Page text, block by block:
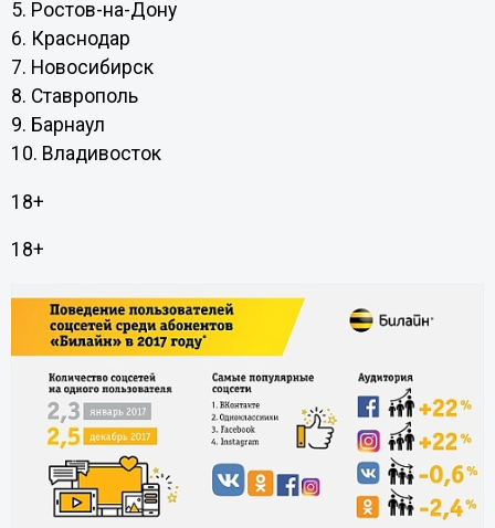
5. Ростов-на-Дону
6. Краснодар
7. Новосибирск
8. Ставрополь
9. Барнаул
10. Владивосток
18+
18+